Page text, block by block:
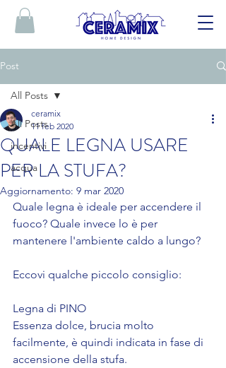
Post
All Posts
incentivi
acqua
All Posts
QUALE LEGNA USARE
PER LA STUFA?
ceramix
11 feb 2020
Aggiornamento: 9 mar 2020
Quale legna è ideale per accendere il
fuoco? Quale invece lo è per
mantenere l'ambiente caldo a lungo?
Eccovi qualche piccolo consiglio:
Legna di PINO
Essenza dolce, brucia molto
facilmente, è quindi indicata in fase di
accensione della stufa.